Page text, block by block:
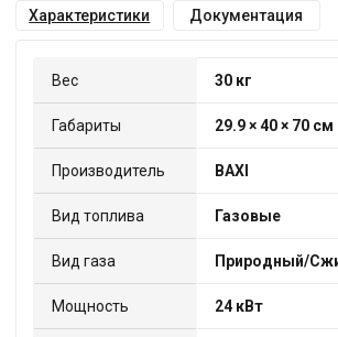
Характеристики Документация
Вес 30 кг
Габариты 29.9 × 40 × 70 см
Производитель BAXI
Вид топлива Газовые
Вид газа Природный/
Мощность 24 кВт